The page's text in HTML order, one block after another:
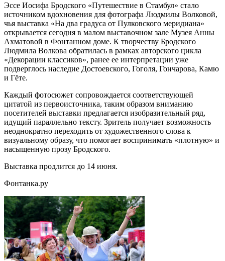
Эссе Иосифа Бродского «Путешествие в Стамбул» стало
источником вдохновения для фотографа Людмилы Волковой,
чья выставка «На два градуса от Пулковского меридиана»
открывается сегодня в малом выставочном зале Музея Анны
Ахматовой в Фонтанном доме. К творчеству Бродского
Людмила Волкова обратилась в рамках авторского цикла
«Декорации классиков», ранее ее интерпретации уже
подверглось наследие Достоевского, Гоголя, Гончарова, Камю
и Гёте.
Каждый фотосюжет сопровождается соответствующей
цитатой из первоисточника, таким образом вниманию
посетителей выставки предлагается изобразительный ряд,
идущий параллельно тексту. Зритель получает возможность
неоднократно переходить от художественного слова к
визуальному образу, что помогает воспринимать «плотную» и
насыщенную прозу Бродского.
Выставка продлится до 14 июня.
Фонтанка.ру